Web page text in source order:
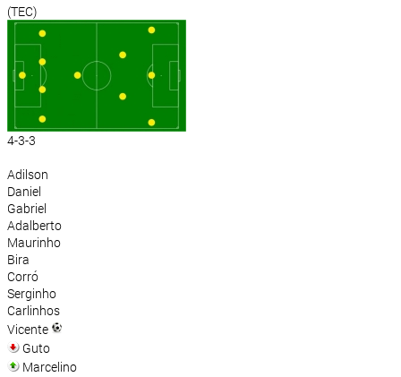
(TEC)
4-3-3
Adilson
Daniel
Gabriel
Adalberto
Maurinho
Bira
Corró
Serginho
Carlinhos
Vicente
Guto
Marcelino